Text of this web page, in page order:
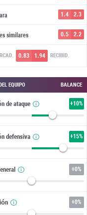
1.4 2.3
similares 0.5 2.2
0.83 1.94 RECIBID.
EQUIPO BALANCE
de ataque +10%
defensiva +15%
+0%
+0%